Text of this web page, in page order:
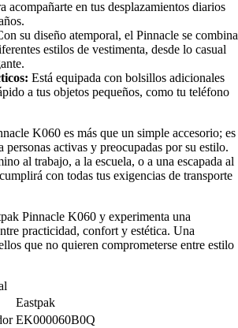
acompañarte en tus desplazamientos diarios
su diseño atemporal, el Pinnacle se combina
estilos de vestimenta, desde lo casual
Está equipada con bolsillos adicionales
a tus objetos pequeños, como tu teléfono
K060 es más que un simple accesorio; es
activas y preocupadas por su estilo.
al trabajo, a la escuela, o a una escapada al
con todas tus exigencias de transporte
Pinnacle K060 y experimenta una
practicidad, confort y estética. Una
que no quieren comprometerse entre estilo
Eastpak
EK000060B0Q